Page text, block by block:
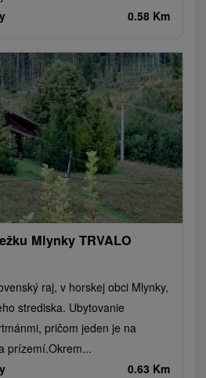
0.58 Km
Mlynky TRVALO
raj, v horskej obci Mlynky,
strediska. Ubytovanie
pričom jeden je na
prízemí.Okrem...
0.63 Km